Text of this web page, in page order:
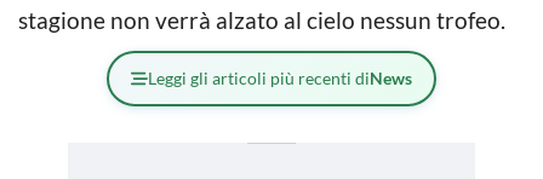
stagione non verrà alzato al cielo nessun trofeo.
Leggi gli articoli più recenti diNews